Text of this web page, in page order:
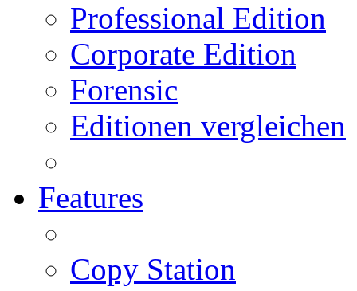
Professional Edition
Corporate Edition
Forensic
Editionen vergleichen
Features
Copy Station